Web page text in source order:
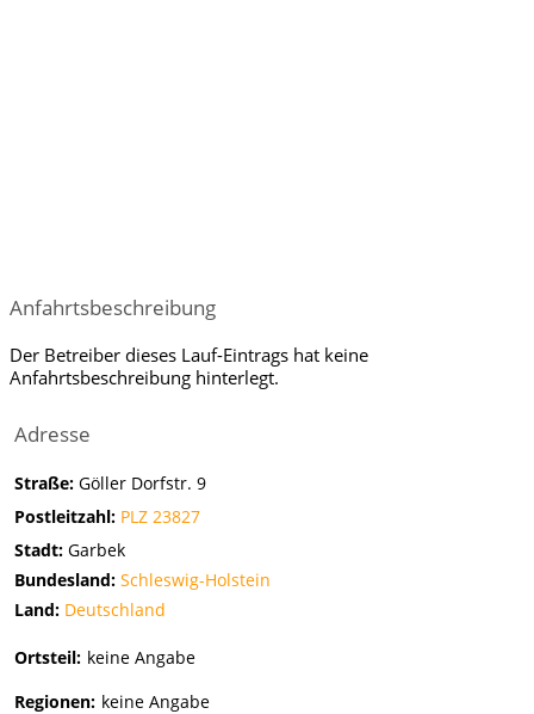
Anfahrtsbeschreibung
Der Betreiber dieses Lauf-Eintrags hat keine
Anfahrtsbeschreibung hinterlegt.
Adresse
Straße: Göller Dorfstr. 9
Postleitzahl: PLZ 23827
Stadt: Garbek
Bundesland: Schleswig-Holstein
Land: Deutschland
Ortsteil: keine Angabe
Regionen: keine Angabe